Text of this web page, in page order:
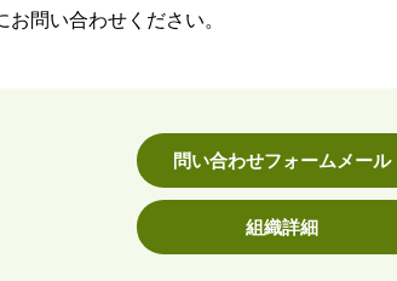
問い合わせください。
問い合わせフォームメール
組織詳細